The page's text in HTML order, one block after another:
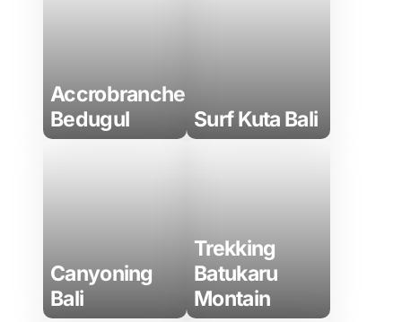
Accrobranche
Bedugul
Surf Kuta Bali
Canyoning
Bali
Trekking
Batukaru
Montain